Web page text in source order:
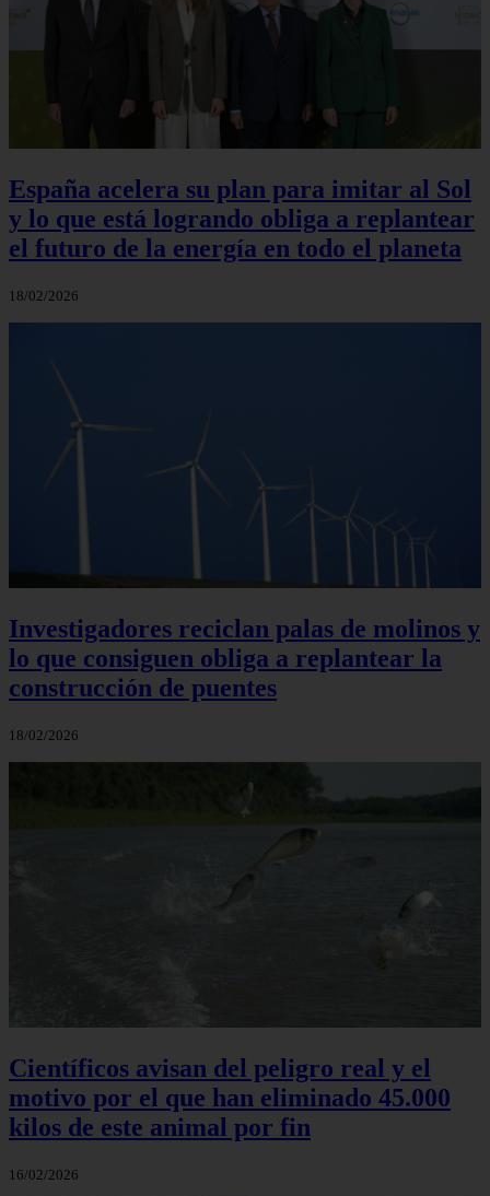
España acelera su plan para imitar al Sol
y lo que está logrando obliga a replantear
el futuro de la energía en todo el planeta
18/02/2026
Investigadores reciclan palas de molinos y
lo que consiguen obliga a replantear la
construcción de puentes
18/02/2026
Científicos avisan del peligro real y el
motivo por el que han eliminado 45.000
kilos de este animal por fin
16/02/2026